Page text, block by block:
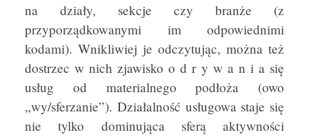
na działy, sekcje czy branże (z
przyporządkowanymi im odpowiednimi
kodami). Wnikliwiej je odczytując, można też
dostrzec w nich zjawisko o d r y w a n i a się
usług od materialnego podłoża (owo
„wy/sferzanie”). Działalność usługowa staje się
nie tylko dominująca sferą aktywności